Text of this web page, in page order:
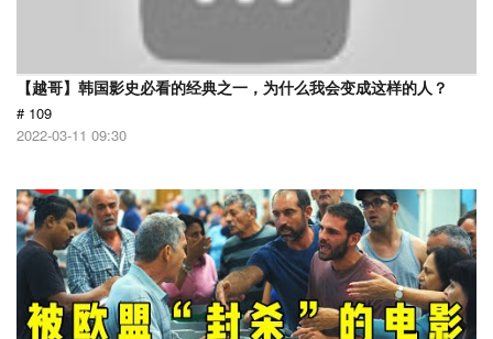
【越哥】韩国影史必看的经典之一，为什么我会变成这样的人？
# 109
2022-03-11 09:30